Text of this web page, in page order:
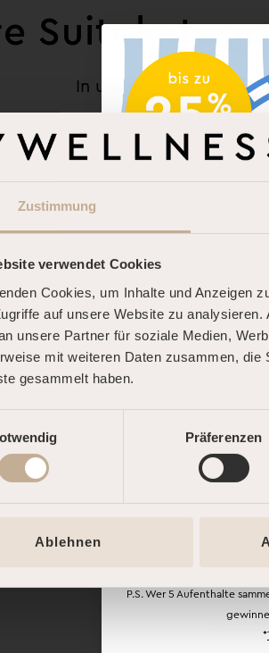
Zustimmung
verwendet Cookies
Cookies, um Inhalte und Anzeigen
auf unsere Website zu
unsere Partner für soziale Medien,
mit weiteren Daten zusammen,
gesammelt haben.
Präferenzen
Ablehnen
In unserem Spa in
DEINE
Summer
öfter Du
erster
P.S. Wer 5 Aufenthalte
*